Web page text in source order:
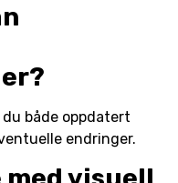
både oppdatert
endringer.